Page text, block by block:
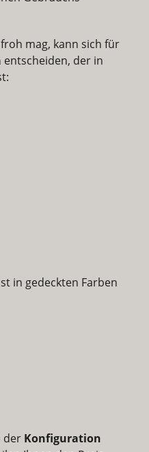
mag, kann sich für
entscheiden, der in
in gedeckten Farben
der Konfiguration